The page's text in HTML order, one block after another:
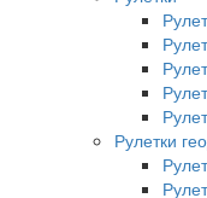
Рулетки